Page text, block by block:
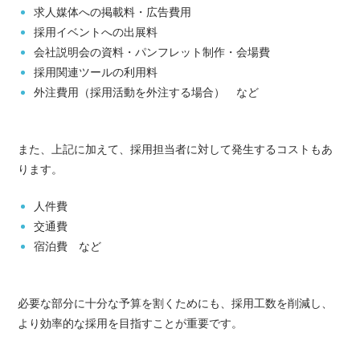
求人媒体への掲載料・広告費用
採用イベントへの出展料
会社説明会の資料・パンフレット制作・会場費
採用関連ツールの利用料
外注費用（採用活動を外注する場合） など
また、上記に加えて、採用担当者に対して発生するコストもあ
ります。
人件費
交通費
宿泊費 など
必要な部分に十分な予算を割くためにも、採用工数を削減し、
より効率的な採用を目指すことが重要です。